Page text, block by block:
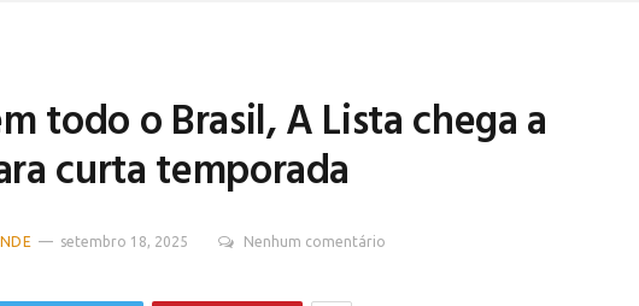
todo o Brasil, A Lista chega a
curta temporada
setembro 18, 2025 Nenhum comentário